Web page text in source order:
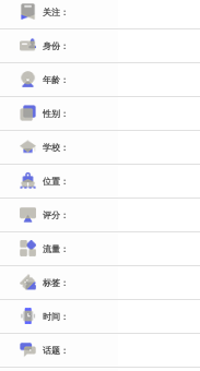
关注：
身份：
年龄：
性别：
学校：
位置：
评分：
流量：
标签：
时间：
话题：